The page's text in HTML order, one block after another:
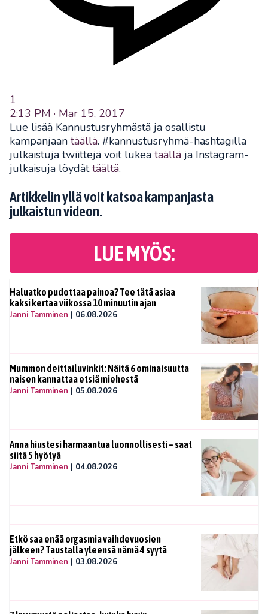
1
2:13 PM · Mar 15, 2017
Lue lisää Kannustusryhmästä ja osallistu
kampanjaan täällä. #kannustusryhmä-hashtagilla
julkaistuja twiittejä voit lukea täällä ja Instagram-
julkaisuja löydättäältä.
Artikkelin yllä voit katsoa kampanjasta
julkaistun videon.
LUE MYÖS:
Haluatko pudottaa painoa? Tee tätä asiaa
kaksi kertaa viikossa 10 minuutin ajan
Janni Tamminen | 06.08.2026
Mummon deittailuvinkit: Näitä 6 ominaisuutta
naisen kannattaa etsiä miehestä
Janni Tamminen | 05.08.2026
Anna hiustesi harmaantua luonnollisesti – saat
siitä 5 hyötyä
Janni Tamminen | 04.08.2026
Etkö saa enää orgasmia vaihdevuosien
jälkeen? Taustalla yleensä nämä 4 syytä
Janni Tamminen | 03.08.2026